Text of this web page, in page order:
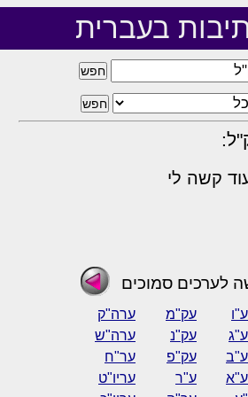
בעברית
קשה לי
לערכים סמוכים
עק"מ
ערה"ק
עק"נ
ערה"ש
עק"פ
ער"ח
ע"ר
עריו"ט